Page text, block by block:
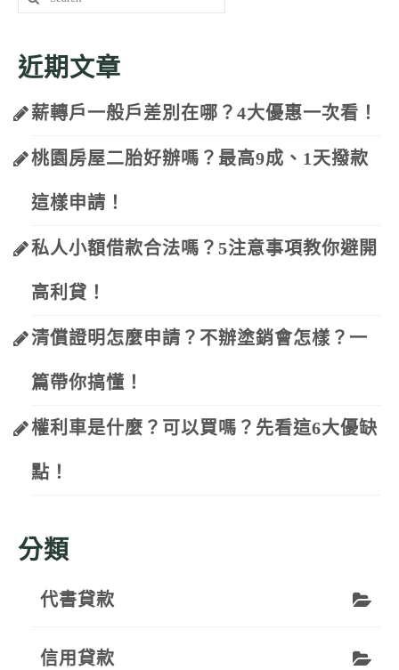
for:
近期文章
薪轉戶一般戶差別在哪？4大優惠一次看！
桃園房屋二胎好辦嗎？最高9成、1天撥款
這樣申請！
私人小額借款合法嗎？5注意事項教你避開
高利貸！
清償證明怎麼申請？不辦塗銷會怎樣？一
篇帶你搞懂！
權利車是什麼？可以買嗎？先看這6大優缺
點！
分類
代書貸款
信用貸款